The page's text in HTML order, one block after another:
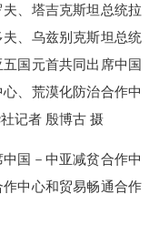
、塔吉克斯坦总统拉
、乌兹别克斯坦总统
国元首共同出席中国
、荒漠化防治合作中
记者 殷博古 摄
国－中亚减贫合作中
中心和贸易畅通合作